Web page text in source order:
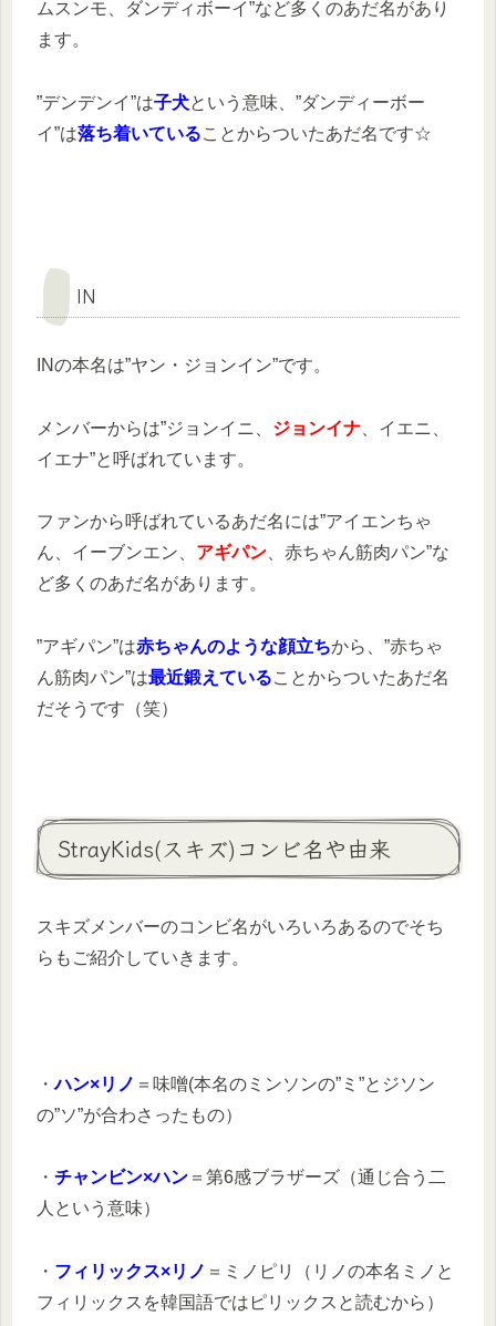
ムスンモ、ダンディボーイ”など多くのあだ名があり
ます。
”デンデンイ”は子犬という意味、”ダンディーボー
イ”は落ち着いていることからついたあだ名です☆
IN
INの本名は”ヤン・ジョンイン”です。
メンバーからは”ジョンイニ、 ジョンイナ 、イエニ、
イエナ”と呼ばれています。
ファンから呼ばれているあだ名には”アイエンちゃ
ん、イーブンエン、 アギパン 、赤ちゃん筋肉パン”な
ど多くのあだ名があります。
”アギパン”は赤ちゃんのような顔立ちから、”赤ちゃ
ん筋肉パン”は最近鍛えていることからついたあだ名
だそうです（笑）
StrayKids(スキズ)コンビ名や由来
スキズメンバーのコンビ名がいろいろあるのでそち
らもご紹介していきます。
・ハン×リノ ＝味噌(本名のミンソンの”ミ”とジソン
の”ソ”が合わさったもの）
・ チャンビン×ハン ＝第6感ブラザーズ（通じ合う二
人という意味）
・ フィリックス×リノ ＝ミノピリ（リノの本名ミノと
フィリックスを韓国語ではピリックスと読むから）